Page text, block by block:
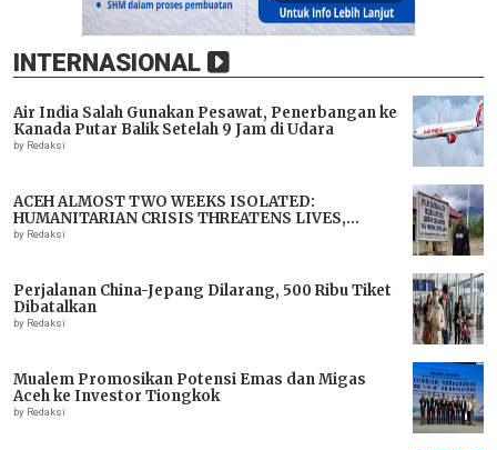
INTERNASIONAL
Air India Salah Gunakan Pesawat, Penerbangan ke
Kanada Putar Balik Setelah 9 Jam di Udara
by Redaksi
ACEH ALMOST TWO WEEKS ISOLATED:
HUMANITARIAN CRISIS THREATENS LIVES,
IMMEDIATE ASSISTANCE URGENTLY NEEDED
by Redaksi
Perjalanan China-Jepang Dilarang, 500 Ribu Tiket
Dibatalkan
by Redaksi
Mualem Promosikan Potensi Emas dan Migas
Aceh ke Investor Tiongkok
by Redaksi